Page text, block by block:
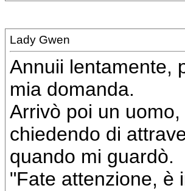
Lady Gwen
Annuii lentamente,
mia domanda.
Arrivò poi un
chiedendo di
quando mi guardò.
"Fate attenzione, è